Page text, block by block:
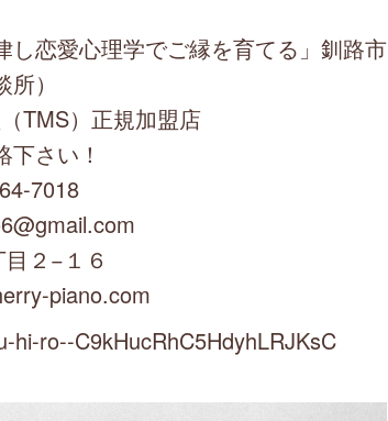
恋愛心理学でご縁を育てる」釧路市
）
TMS）正規加盟店
さい！
7018
２−１６
piano.com
ro--C9kHucRhC5HdyhLRJKsC